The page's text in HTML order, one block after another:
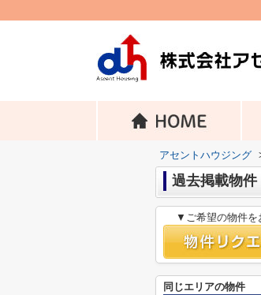
アセントハウジング
過去掲載物
▼ご希望の物件を
同じエリアの物件